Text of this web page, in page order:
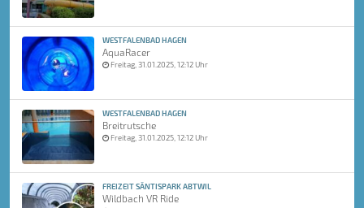
WESTFALENBAD HAGEN
AquaRacer
Freitag, 31.01.2025, 12:12 Uhr
WESTFALENBAD HAGEN
Breitrutsche
Freitag, 31.01.2025, 12:12 Uhr
FREIZEIT SÄNTISPARK ABTWIL
Wildbach VR Ride